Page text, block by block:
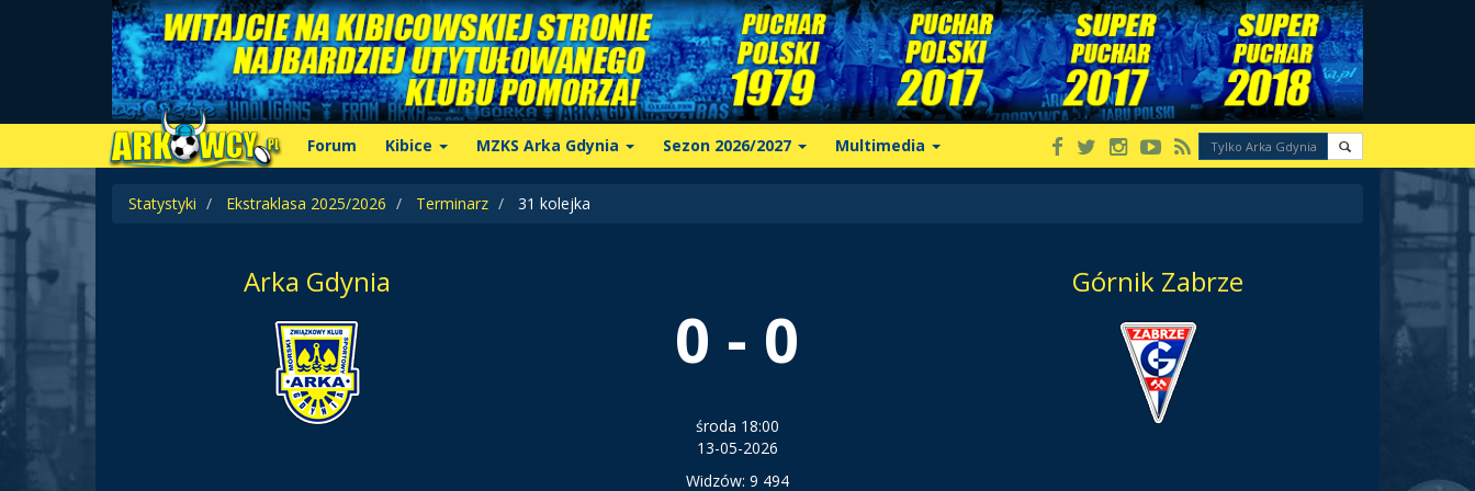
Forum Kibice MZKS Arka Gdynia Sezon 2026/2027 Multimedia
Statystyki Ekstraklasa 2025/2026 Terminarz 31 kolejka
Arka Gdynia
0 - 0
środa 18:00
13-05-2026
Widzów: 9 494
Górnik Zabrze